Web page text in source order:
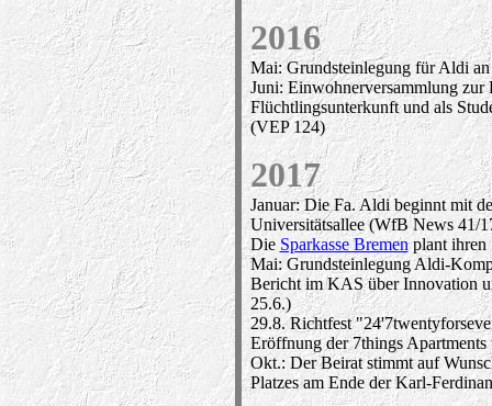
2016
Mai: Grundsteinlegung für Aldi
Juni: Einwohnerversammlung zur
Flüchtlingsunterkunft und als
(VEP 124)
2017
Januar: Die Fa. Aldi beginnt mit
Universitätsallee (WfB News 41/
Die Sparkasse Bremenplant ihren
Mai: Grundsteinlegung Aldi-
Bericht im KAS über Innovation
25.6.)
29.8. Richtfest
Eröffnung der 7things
Okt.: Der Beirat stimmt auf
Platzes am Ende der Karl-